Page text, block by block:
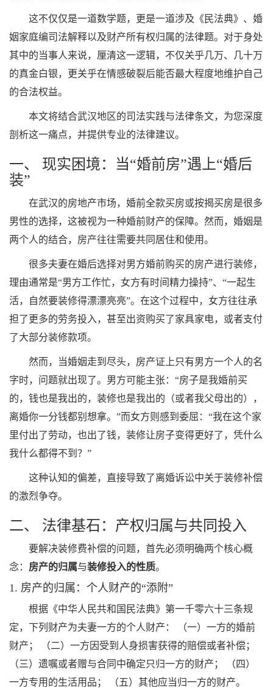
这不仅仅是一道数学题，更是一道涉及《民法典》、婚
姻家庭编司法解释以及财产所有权归属的法律题。对于身处
其中的当事人来说，厘清这一逻辑，不仅关乎几万、几十万
的真金白银，更关乎在情感破裂后能否最大程度地维护自己
的合法权益。
本文将结合武汉地区的司法实践与法律条文，为您深度
剖析这一痛点，并提供专业的法律建议。
一、 现实困境：当“婚前房”遇上“婚后
装”
在武汉的房地产市场，婚前全款买房或按揭买房是很多
男性的选择，这被视为一种婚前财产的保障。然而，婚姻是
两个人的结合，房产往往需要共同居住和使用。
很多夫妻在婚后选择对男方婚前购买的房产进行装修，
理由通常是“男方工作忙，女方有时间精力操持”、“一起生
活，自然要装修得漂漂亮亮”。在这个过程中，女方往往承
担了更多的劳务投入，甚至出资购买了家具家电，或者支付
了大部分装修款项。
然而，当婚姻走到尽头，房产证上只有男方一个人的名
字时，问题就出现了。男方可能主张：“房子是我婚前买
的，钱也是我出的，装修也是我出的（或者我父母出的），
离婚你一分钱都别想拿。”而女方则感到委屈：“我在这个家
里付出了劳动，也出了钱，装修让房子变得更好了，凭什么
我什么都得不到？”
这种认知的偏差，直接导致了离婚诉讼中关于装修补偿
的激烈争夺。
二、 法律基石：产权归属与共同投入
要解决装修费补偿的问题，首先必须明确两个核心概
念： 房产的归属与装修投入的性质。
1. 房产的归属：个人财产的“添附”
根据《中华人民共和国民法典》第一千零六十三条规
定，下列财产为夫妻一方的个人财产： （一）一方的婚前
财产； （二）一方因受到人身损害获得的赔偿或者补偿；
（三）遗嘱或者赠与合同中确定只归一方的财产； （四）
一方专用的生活用品； （五）其他应当归一方的财产。